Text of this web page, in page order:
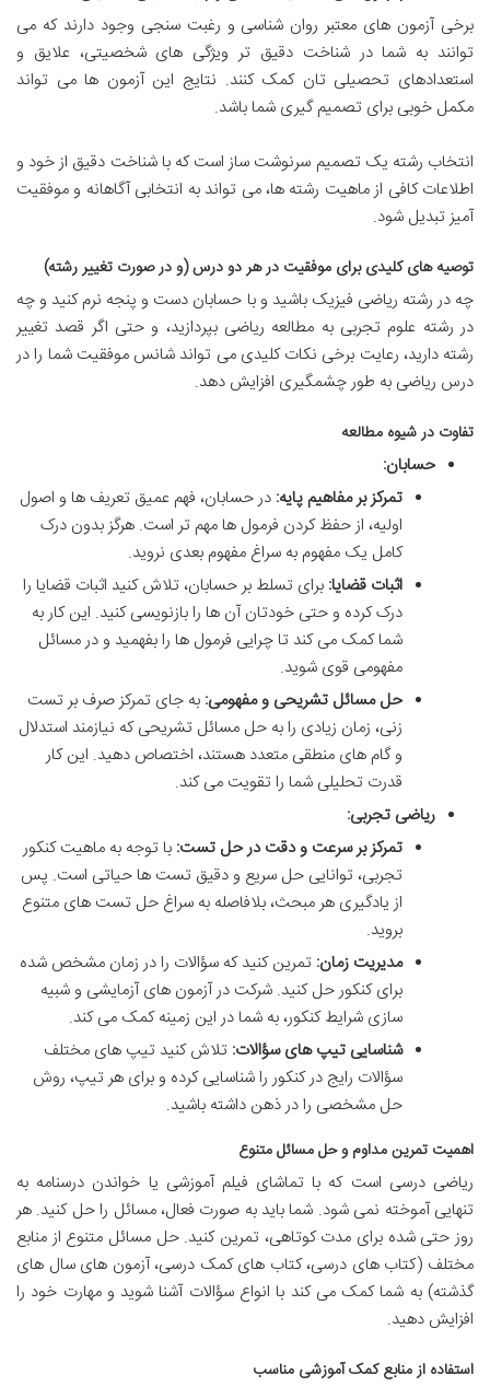
برخی آزمون های معتبر روان شناسی و رغبت سنجی وجود دارند که می
توانند به شما در شناخت دقیق تر ویژگی های شخصیتی، علایق و
استعدادهای تحصیلی تان کمک کنند. نتایج این آزمون ها می تواند
مکمل خوبی برای تصمیم گیری شما باشد.
انتخاب رشته یک تصمیم سرنوشت ساز است که با شناخت دقیق از خود و
اطلاعات کافی از ماهیت رشته ها، می تواند به انتخابی آگاهانه و موفقیت
آمیز تبدیل شود.
توصیه های کلیدی برای موفقیت در هر دو درس (و در صورت تغییر رشته)
چه در رشته ریاضی فیزیک باشید و با حسابان دست و پنجه نرم کنید و چه
در رشته علوم تجربی به مطالعه ریاضی بپردازید، و حتی اگر قصد تغییر
رشته دارید، رعایت برخی نکات کلیدی می تواند شانس موفقیت شما را در
درس ریاضی به طور چشمگیری افزایش دهد.
تفاوت در شیوه مطالعه
حسابان:
تمرکز بر مفاهیم پایه: در حسابان، فهم عمیق تعریف ها و اصول
اولیه، از حفظ کردن فرمول ها مهم تر است. هرگز بدون درک
کامل یک مفهوم به سراغ مفهوم بعدی نروید.
اثبات قضایا: برای تسلط بر حسابان، تلاش کنید اثبات قضایا را
درک کرده و حتی خودتان آن ها را بازنویسی کنید. این کار به
شما کمک می کند تا چرایی فرمول ها را بفهمید و در مسائل
مفهومی قوی شوید.
حل مسائل تشریحی و مفهومی: به جای تمرکز صرف بر تست
زنی، زمان زیادی را به حل مسائل تشریحی که نیازمند استدلال
و گام های منطقی متعدد هستند، اختصاص دهید. این کار
قدرت تحلیلی شما را تقویت می کند.
ریاضی تجربی:
تمرکز بر سرعت و دقت در حل تست: با توجه به ماهیت کنکور
تجربی، توانایی حل سریع و دقیق تست ها حیاتی است. پس
از یادگیری هر مبحث، بلافاصله به سراغ حل تست های متنوع
بروید.
مدیریت زمان: تمرین کنید که سؤالات را در زمان مشخص شده
برای کنکور حل کنید. شرکت در آزمون های آزمایشی و شبیه
سازی شرایط کنکور، به شما در این زمینه کمک می کند.
شناسایی تیپ های سؤالات: تلاش کنید تیپ های مختلف
سؤالات رایج در کنکور را شناسایی کرده و برای هر تیپ، روش
حل مشخصی را در ذهن داشته باشید.
اهمیت تمرین مداوم و حل مسائل متنوع
ریاضی درسی است که با تماشای فیلم آموزشی یا خواندن درسنامه به
تنهایی آموخته نمی شود. شما باید به صورت فعال، مسائل را حل کنید. هر
روز حتی شده برای مدت کوتاهی، تمرین کنید. حل مسائل متنوع از منابع
مختلف (کتاب های درسی، کتاب های کمک درسی، آزمون های سال های
گذشته) به شما کمک می کند با انواع سؤالات آشنا شوید و مهارت خود را
افزایش دهید.
استفاده از منابع کمک آموزشی مناسب